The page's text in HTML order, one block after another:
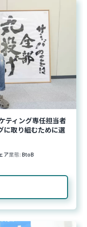
ティング専任担当者
に取り組むために選
ア業態 BtoB